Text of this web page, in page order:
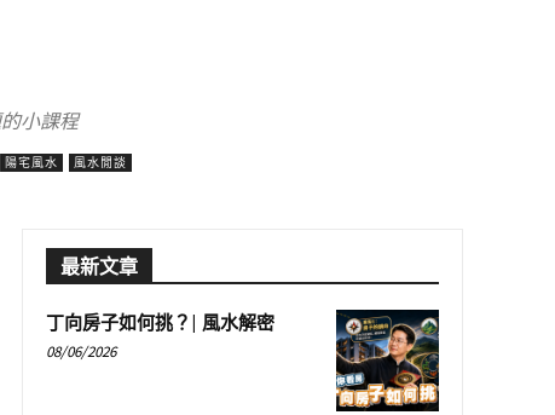
小課程
陽宅風水 風水閒談
最新文章
丁向房子如何挑？| 風水解密
08/06/2026